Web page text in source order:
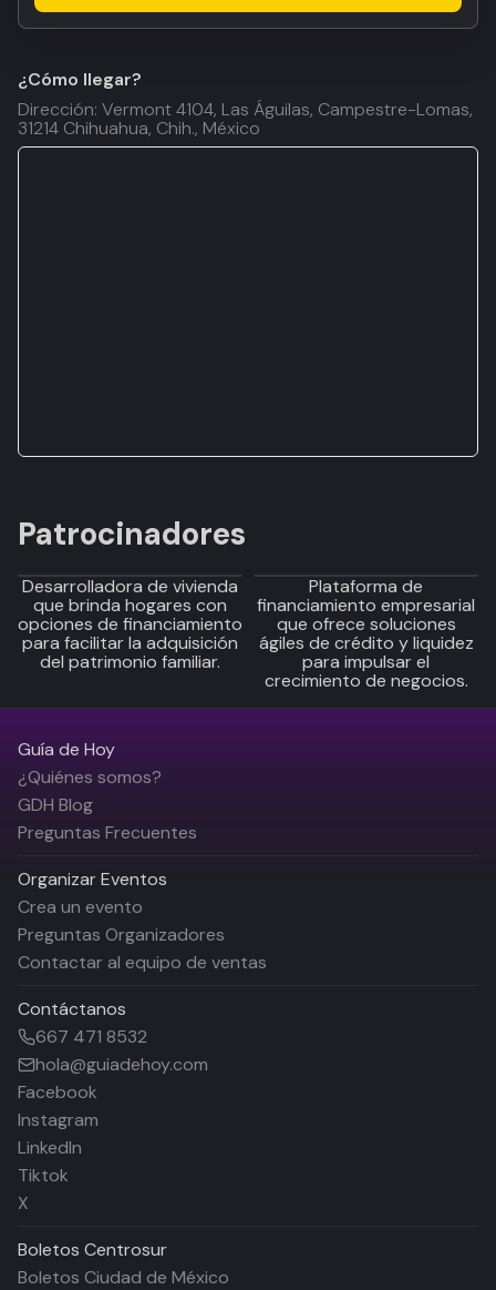
¿Cómo llegar?
Dirección: Vermont 4104, Las Águilas, Campestre-Lomas,
31214 Chihuahua, Chih., México
Patrocinadores
Desarrolladora de vivienda
que brinda hogares con
opciones de financiamiento
para facilitar la adquisición
del patrimonio familiar.
Plataforma de
financiamiento empresarial
que ofrece soluciones
ágiles de crédito y liquidez
para impulsar el
crecimiento de negocios.
Guía de Hoy
¿Quiénes somos?
GDH Blog
Preguntas Frecuentes
Organizar Eventos
Crea un evento
Preguntas Organizadores
Contactar al equipo de ventas
Contáctanos
667 471 8532
hola@guiadehoy.com
Facebook
Instagram
LinkedIn
Tiktok
X
Boletos Centrosur
Boletos Ciudad de México